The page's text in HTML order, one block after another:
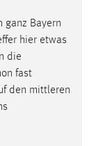
ganz Bayern
hier etwas
die
fast
den mittleren